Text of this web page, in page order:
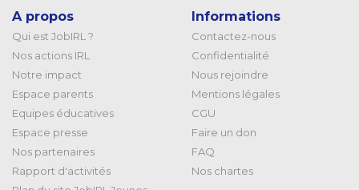
A propos
Qui est JobIRL ?
Nos actions IRL
Notre impact
Espace parents
Equipes éducatives
Espace presse
Nos partenaires
Rapport d'activités
Informations
Contactez-nous
Confidentialité
Nous rejoindre
Mentions légales
CGU
Faire un don
FAQ
Nos chartes